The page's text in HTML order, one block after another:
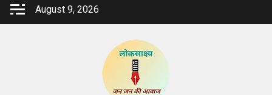
Skip
August 9, 2026